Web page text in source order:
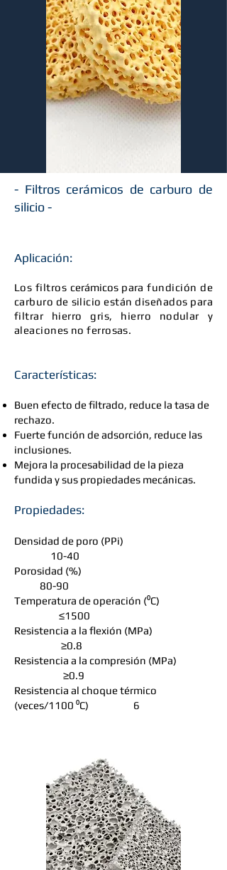
- Filtros cerámicos de carburo de
silicio -
Aplicación:
Los filtros cerámicospara fundición de
carburo de silicio están diseñados para
filtrar hierro gris, hierro nodular y
aleaciones no ferrosas.
Características:
Buen efecto de filtrado, reduce la tasa de
rechazo.
Fuerte función de adsorción, reduce las
inclusiones.
Mejora la procesabilidad de la pieza
fundida y sus propiedades mecánicas.
Propiedades:
Densidad de poro (PPi)
10-40
Porosidad (%)
80-90
Temperatura de operación (⁰C)
≤1500
Resistencia a la flexión (MPa)
≥0.8
Resistencia a la compresión (MPa)
≥0.9
Resistencia al choque térmico
(veces/1100 ⁰C) 6